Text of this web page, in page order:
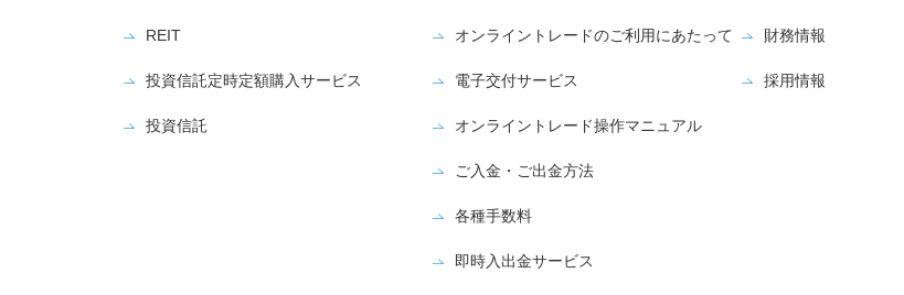
REIT
投資信託定時定額購入サービス
投資信託
オンライントレードのご利用にあたって
電子交付サービス
オンライントレード操作マニュアル
ご入金・ご出金方法
各種手数料
即時入出金サービス
財務情報
採用情報